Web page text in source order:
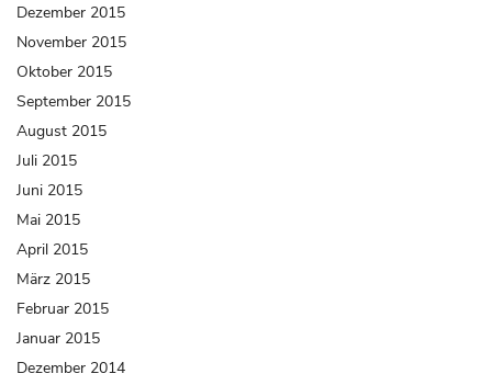
Dezember 2015
November 2015
Oktober 2015
September 2015
August 2015
Juli 2015
Juni 2015
Mai 2015
April 2015
März 2015
Februar 2015
Januar 2015
Dezember 2014